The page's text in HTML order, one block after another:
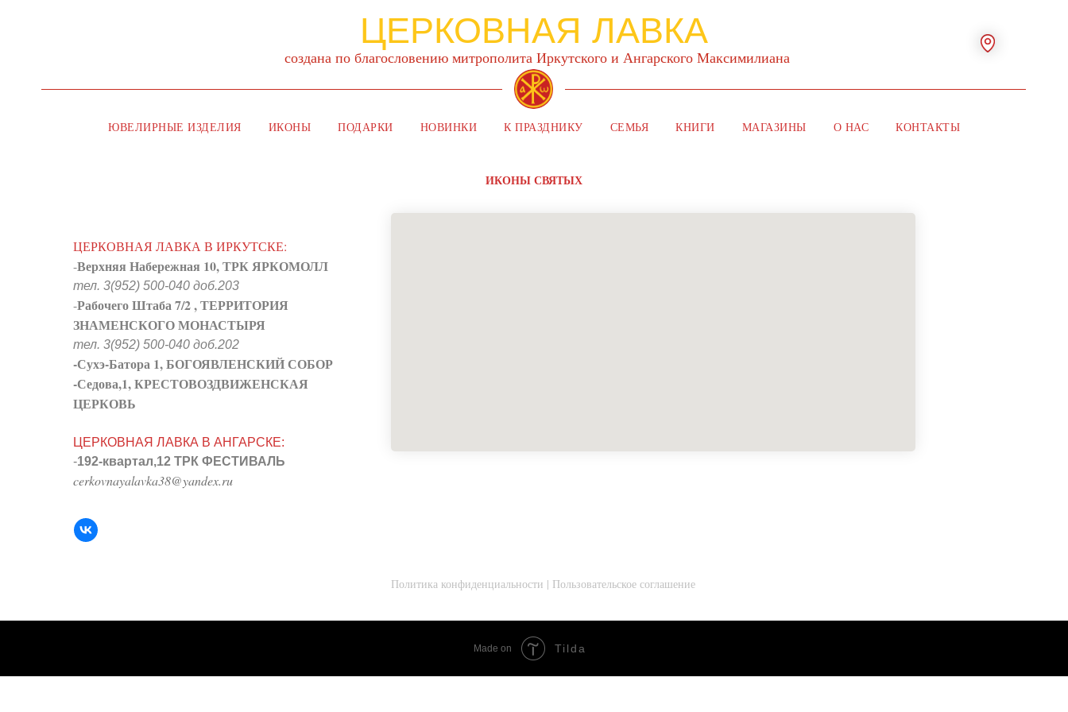
ЦЕРКОВНАЯ ЛАВКА
создана по благословению митрополита Иркутского и Ангарского Максимилиана
ЮВЕЛИРНЫЕ ИЗДЕЛИЯ ИКОНЫ ПОДАРКИ НОВИНКИ К ПРАЗДНИКУ СЕМЬЯ КНИГИ МАГАЗИНЫ О НАС КОНТАКТЫ
ИКОНЫ СВЯТЫХ
ЦЕРКОВНАЯ ЛАВКА В ИРКУТСКЕ:
-Верхняя Набережная 10, ТРК ЯРКОМОЛЛ
тел. 3(952) 500-040 доб.203
-Рабочего Штаба 7/2 , ТЕРРИТОРИЯ
ЗНАМЕНСКОГО МОНАСТЫРЯ
тел. 3(952) 500-040 доб.202
-Сухэ-Батора 1, БОГОЯВЛЕНСКИЙ СОБОР
-Седова,1, КРЕСТОВОЗДВИЖЕНСКАЯ
ЦЕРКОВЬ
ЦЕРКОВНАЯ ЛАВКА В АНГАРСКЕ:
-192-квартал,12 ТРК ФЕСТИВАЛЬ
cerkovnayalavka38@yandex.ru
Политика конфиденциальности | Пользовательское соглашение
Made on Tilda